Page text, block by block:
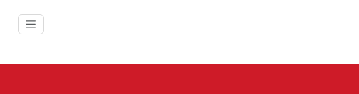
springen